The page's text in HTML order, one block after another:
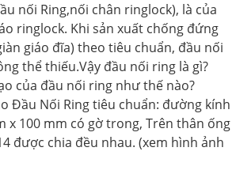
nối Ring,nối chân ringlock), là của
ringlock. Khi sản xuất chống đứng
giáo đĩa) theo tiêu chuẩn, đầu nối
thể thiếu.Vậy đầu nối ring là gì?
của đầu nối ring như thế nào?
Đầu Nối Ring tiêu chuẩn: đường kính
x 100 mm có gờ trong, Trên thân ống
được chia đều nhau. (xem hình ảnh